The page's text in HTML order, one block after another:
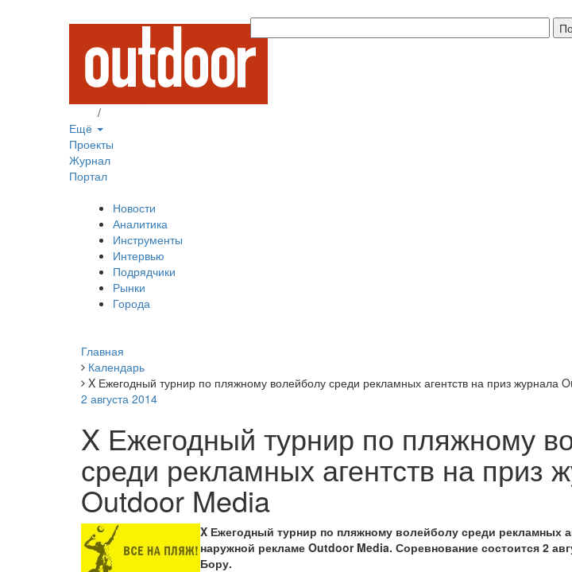
/
Ещё
Проекты
Журнал
Портал
Новости
Аналитика
Инструменты
Интервью
Подрядчики
Рынки
Города
Главная
Календарь
X Ежегодный турнир по пляжному волейболу среди рекламных агентств на приз журнала
2 августа 2014
X Ежегодный турнир по пляжному
среди рекламных агентств на приз
Outdoor Media
X Ежегодный турнир по пляжному волейболу среди рекламных
наружной рекламе Outdoor Media. Соревнование состоится 2
Бору.